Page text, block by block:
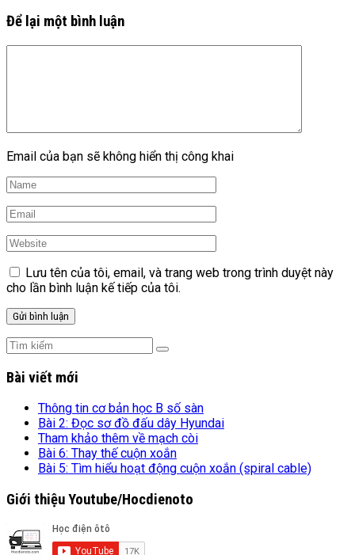
Để lại một bình luận
Email của bạn sẽ không hiển thị công khai
Lưu tên của tôi, email, và trang web trong trình duyệt này
cho lần bình luận kế tiếp của tôi.
Bài viết mới
Thông tin cơ bản học B số sàn
Bài 2: Đọc sơ đồ đấu dây Hyundai
Tham khảo thêm về mạch còi
Bài 6: Thay thế cuộn xoắn
Bài 5: Tìm hiểu hoạt động cuộn xoắn (spiral cable)
Giới thiệu Youtube/Hocdienoto